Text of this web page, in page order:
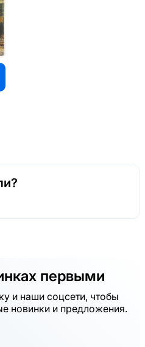
первыми
и наши соцсети, чтобы
новинки и предложения.